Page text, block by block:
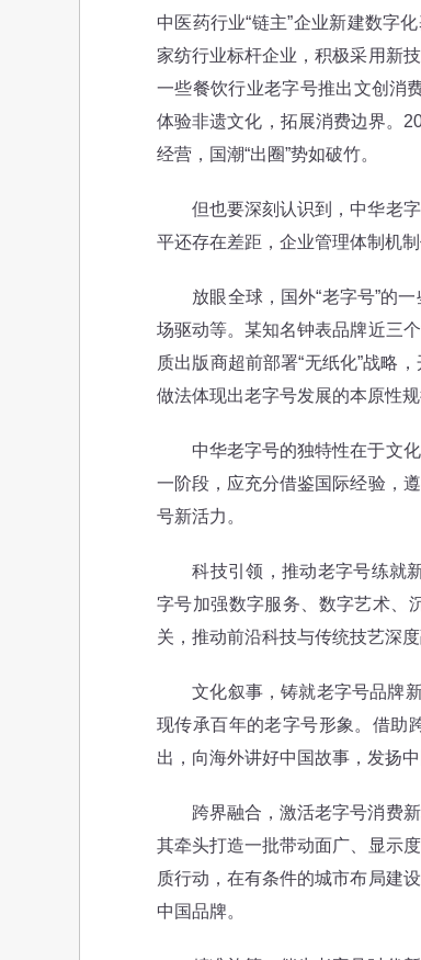
中医药行业“链主”企业新建数字
家纺行业标杆企业，积极采用新
一些餐饮行业老字号推出文创消
体验非遗文化，拓展消费边界。
经营，国潮“出圈”势如破竹。
但也要深刻认识到，中华老字
平还存在差距，企业管理体制机
放眼全球，国外“老字号”的一
场驱动等。某知名钟表品牌近三
质出版商超前部署“无纸化”战略
做法体现出老字号发展的本原性规
中华老字号的独特性在于文化
一阶段，应充分借鉴国际经验，
号新活力。
科技引领，推动老字号练就新
字号加强数字服务、数字艺术、
关，推动前沿科技与传统技艺深
文化叙事，铸就老字号品牌新
现传承百年的老字号形象。借助
出，向海外讲好中国故事，发扬中
跨界融合，激活老字号消费新
其牵头打造一批带动面广、显示
质行动，在有条件的城市布局建
中国品牌。